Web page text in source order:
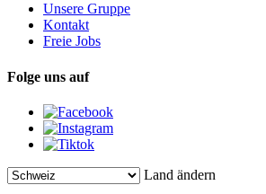
Unsere Gruppe
Kontakt
Freie Jobs
Folge uns auf
Land ändern